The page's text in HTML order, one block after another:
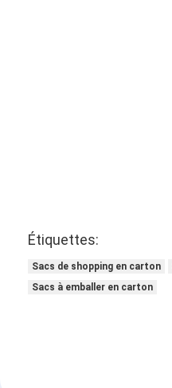
Étiquettes:
Sacs de shopping en carton
Sacs à emballer en carton